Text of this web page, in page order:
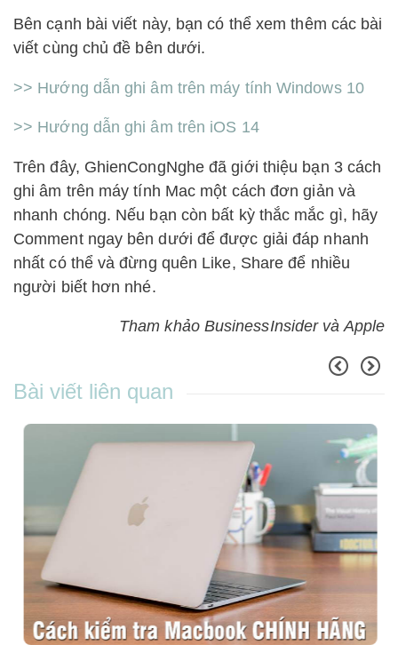
Bên cạnh bài viết này, bạn có thể xem thêm các bài
viết cùng chủ đề bên dưới.
>> Hướng dẫn ghi âm trên máy tính Windows 10
>> Hướng dẫn ghi âm trên iOS 14
Trên đây, GhienCongNghe đã giới thiệu bạn 3 cách
ghi âm trên máy tính Mac một cách đơn giản và
nhanh chóng. Nếu bạn còn bất kỳ thắc mắc gì, hãy
Comment ngay bên dưới để được giải đáp nhanh
nhất có thể và đừng quên Like, Share để nhiều
người biết hơn nhé.
Tham khảo BusinessInsider và Apple
Bài viết liên quan